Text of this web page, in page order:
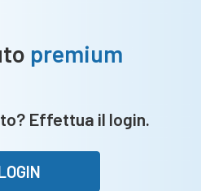
premium
Effettua il login.